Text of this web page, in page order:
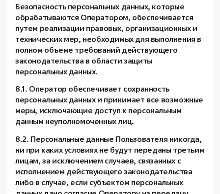
Безопасность персональных данных, которые
обрабатываются Оператором, обеспечивается
путем реализации правовых, организационных и
технических мер, необходимых для выполнения в
полном объеме требований действующего
законодательства в области защиты
персональных данных.
8.1. Оператор обеспечивает сохранность
персональных данных и принимает все возможные
меры, исключающие доступ к персональным
данным неуполномоченных лиц.
8.2. Персональные данные Пользователя никогда,
ни при каких условиях не будут переданы третьим
лицам, за исключением случаев, связанных с
исполнением действующего законодательства
либо в случае, если субъектом персональных